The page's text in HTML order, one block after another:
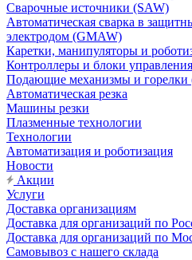
Сварочные источники (SAW)
Автоматическая сварка в
электродом (GMAW)
Каретки, манипуляторы и
Контроллеры и блоки
Подающие механизмы и
Автоматическая резка
Машины резки
Плазменные технологии
Технологии
Автоматизация и роботизация
Новости
Акции
Услуги
Доставка организациям
Доставка для организаций по
Доставка для организаций по
Самовывоз с нашего склада